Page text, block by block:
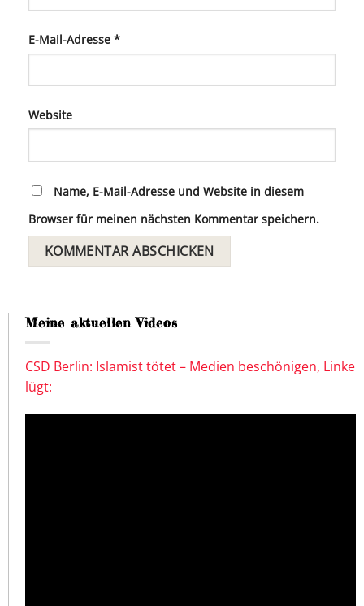
E-Mail-Adresse *
Website
Name, E-Mail-Adresse und Website in diesem
Browser für meinen nächsten Kommentar speichern.
Meine aktuellen Videos
CSD Berlin: Islamist tötet – Medien beschönigen, Linke
lügt: